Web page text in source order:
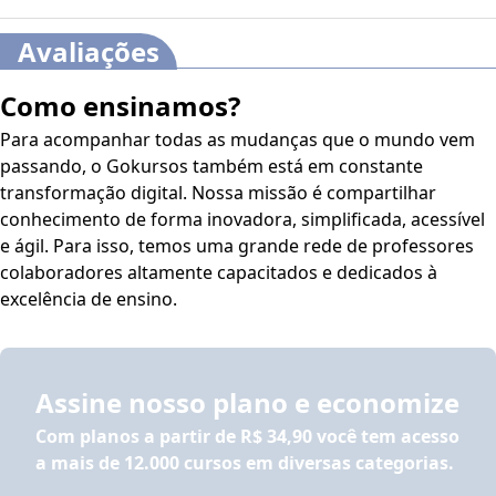
18. Sintaxe: processo de subordinação. Orações
subordinadas adjetivas. Pronome relativo. Pontuação.
19. Sintaxe: processo de subordinação. Orações
subordinadas adverbiais. Conjunções. Pontuação.
20. Concordância verbal e nominal.
21. Transitividade e regência de nomes e verbos.
22. Emprego do sinal indicativo de crase.
23. Mecanismos de coesão textual.
24. Reescritura de frases: substituição, deslocamento,
paralelismo.
25. Semântica: sentido e emprego dos vocábulos
27. Semântica: campos semânticos (hipônimos e
hiperônimos).
28. Semântica: sentido e emprego dos vocábulos
(homônimos, parônimos e heterônimos).
Avaliações
Como ensinamos?
Para acompanhar todas as mudanças que o mundo vem
passando, o Gokursos também está em constante
transformação digital. Nossa missão é compartilhar
conhecimento de forma inovadora, simplificada, acessível
e ágil. Para isso, temos uma grande rede de professores
colaboradores altamente capacitados e dedicados à
excelência de ensino.
Assine nosso plano e economize
Com planos a partir de R$ 34,90você tem acesso
a mais de 12.000 cursos em diversas categorias.